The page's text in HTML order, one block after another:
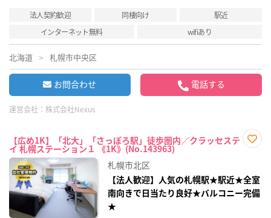
法人契約歓迎 同棲向け
駅近
インターネット無料
wifiあり
北海道 札幌市中央区
お問合わせ 電話する
運営会社： 株式会社Nexus
【広め1K】「北大」「さっぽろ駅」徒歩圏内／クラッセステ
イ 札幌ステーション１ 《1K》(No.143963)
録
札幌市北区
【法人歓迎】人気の札幌駅★駅近★全室
南向きで日当たり良好★バルコニー完備
★